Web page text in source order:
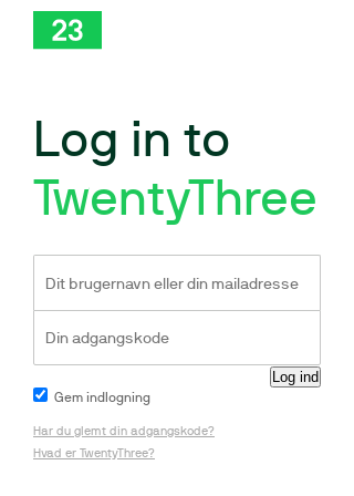
Log in to
TwentyThree
Gem indlogning
Har du glemt din adgangskode?
Hvad er TwentyThree?